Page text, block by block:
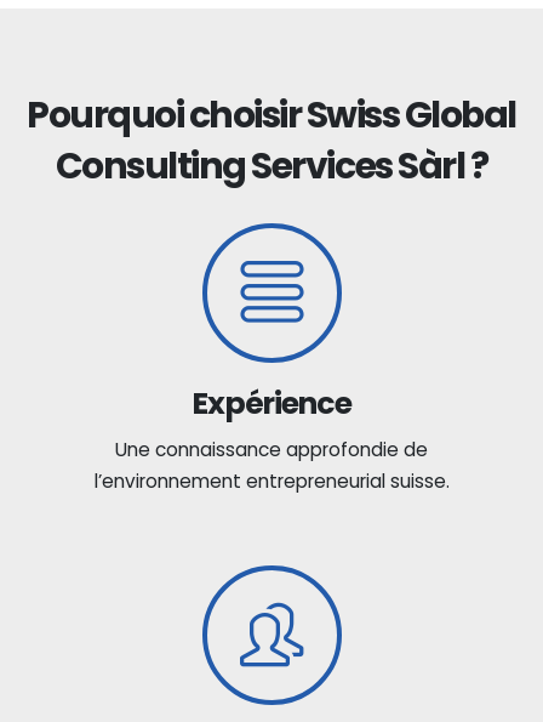
Pourquoi choisir Swiss Global
Consulting Services Sàrl ?
Expérience
Une connaissance approfondie de
l’environnement entrepreneurial suisse.